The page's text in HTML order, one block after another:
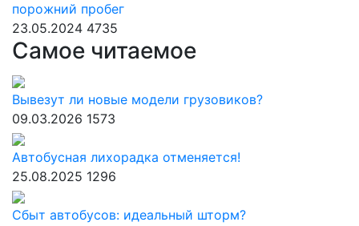
порожний пробег
23.05.2024 4735
Самое читаемое
Вывезут ли новые модели грузовиков?
09.03.2026 1573
Автобусная лихорадка отменяется!
25.08.2025 1296
Сбыт автобусов: идеальный шторм?